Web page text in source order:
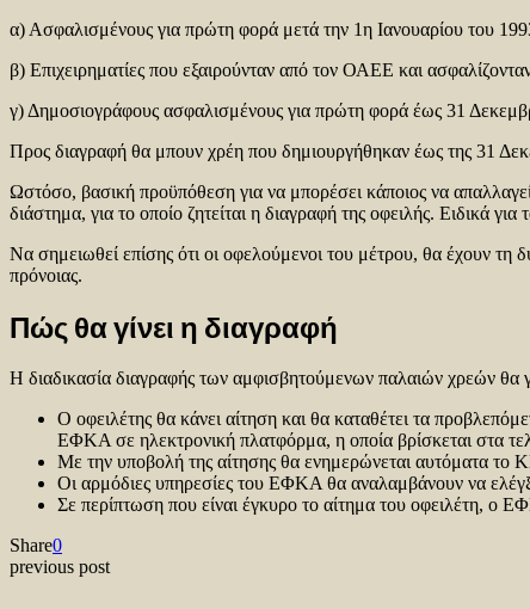
α) Ασφαλισμένους για πρώτη φορά μετά την 1η Ιανουαρίου του
β) Επιχειρηματίες που εξαιρούνταν από τον ΟΑΕΕ και
γ) Δημοσιογράφους ασφαλισμένους για πρώτη φορά έως 31
Προς διαγραφή θα μπουν χρέη που δημιουργήθηκαν έως της 31
Ωστόσο, βασική προϋπόθεση για να μπορέσει κάποιος να
διάστημα, για το οποίο ζητείται η διαγραφή της οφειλής. Ειδικά
Να σημειωθεί επίσης ότι οι οφελούμενοι του μέτρου, θα έχουν τη
πρόνοιας.
Πώς θα γίνει η διαγραφή
Η διαδικασία διαγραφής των αμφισβητούμενων παλαιών χρεών θα
Ο οφειλέτης θα κάνει αίτηση και θα καταθέτει τα
ΕΦΚΑ σε ηλεκτρονική πλατφόρμα, η οποία βρίσκεται στα
Με την υποβολή της αίτησης θα ενημερώνεται αυτόματα το
Οι αρμόδιες υπηρεσίες του ΕΦΚΑ θα αναλαμβάνουν να
Σε περίπτωση που είναι έγκυρο το αίτημα του οφειλέτη, ο
Share0
previous post